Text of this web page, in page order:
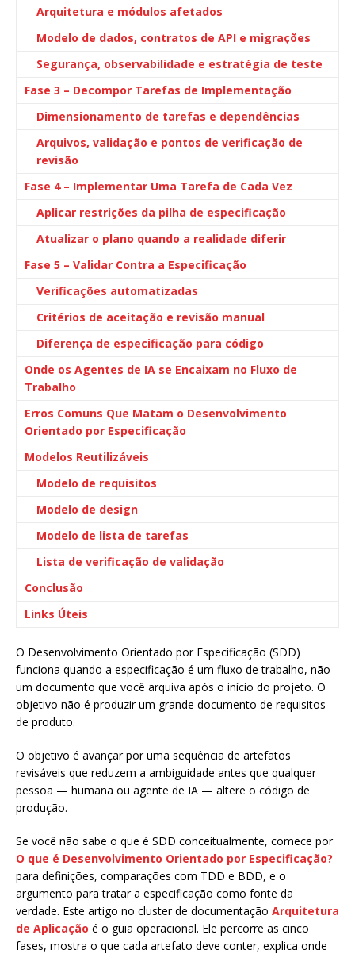
Arquitetura e módulos afetados
Modelo de dados, contratos de API e migrações
Segurança, observabilidade e estratégia de teste
Fase 3 – Decompor Tarefas de Implementação
Dimensionamento de tarefas e dependências
Arquivos, validação e pontos de verificação de
revisão
Fase 4 – Implementar Uma Tarefa de Cada Vez
Aplicar restrições da pilha de especificação
Atualizar o plano quando a realidade diferir
Fase 5 – Validar Contra a Especificação
Verificações automatizadas
Critérios de aceitação e revisão manual
Diferença de especificação para código
Onde os Agentes de IA se Encaixam no Fluxo de
Trabalho
Erros Comuns Que Matam o Desenvolvimento
Orientado por Especificação
Modelos Reutilizáveis
Modelo de requisitos
Modelo de design
Modelo de lista de tarefas
Lista de verificação de validação
Conclusão
Links Úteis
O Desenvolvimento Orientado por Especificação (SDD)
funciona quando a especificação é um fluxo de trabalho, não
um documento que você arquiva após o início do projeto. O
objetivo não é produzir um grande documento de requisitos
de produto.
O objetivo é avançar por uma sequência de artefatos
revisáveis que reduzem a ambiguidade antes que qualquer
pessoa — humana ou agente de IA — altere o código de
produção.
Se você não sabe o que é SDD conceitualmente, comece por
O que é Desenvolvimento Orientado por Especificação?
para definições, comparações com TDD e BDD, e o
argumento para tratar a especificação como fonte da
verdade. Este artigo no cluster de documentação Arquitetura
de Aplicação é o guia operacional. Ele percorre as cinco
fases, mostra o que cada artefato deve conter, explica onde